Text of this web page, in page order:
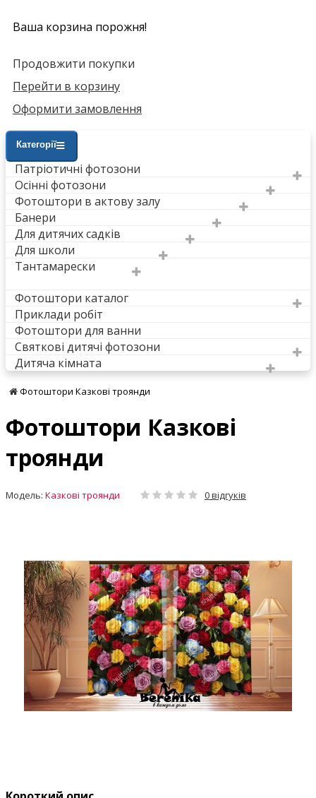
Ваша корзина порожня!
Продовжити покупки
Перейти в корзину
Оформити замовлення
Категорії
Патріотичні фотозони
Осінні фотозони
Фотоштори в актову залу
Банери
Для дитячих садків
Для школи
Тантамарески
Фотоштори каталог
Приклади робіт
Фотоштори для ванни
Святкові дитячі фотозони
Дитяча кімната
Фотоштори Казкові троянди
Фотоштори Казкові
троянди
Модель: Казкові троянди 0 відгуків